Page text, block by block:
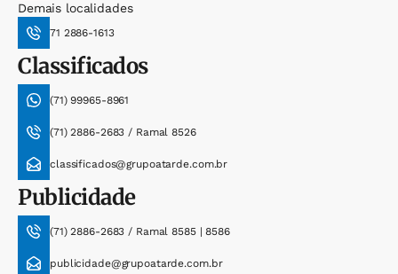
Demais localidades
71 2886-1613
Classificados
(71) 99965-8961
(71) 2886-2683 / Ramal 8526
classificados@grupoatarde.com.br
Publicidade
(71) 2886-2683 / Ramal 8585 | 8586
publicidade@grupoatarde.com.br